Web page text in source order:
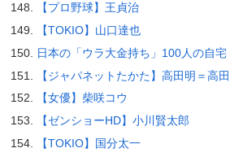
【プロ野球】王貞治
【TOKIO】山口達也
日本の「ウラ大金持ち」100人の自宅
【ジャパネットたかた】高田明＝高
【女優】柴咲コウ
【ゼンショーHD】小川賢太郎
【TOKIO】国分太一